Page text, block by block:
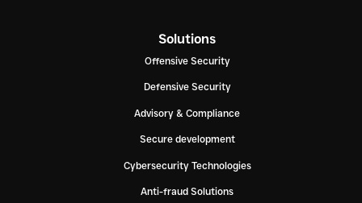
Solutions
Offensive Security
Defensive Security
Advisory & Compliance
Secure development
Cybersecurity Technologies
Anti-fraud Solutions